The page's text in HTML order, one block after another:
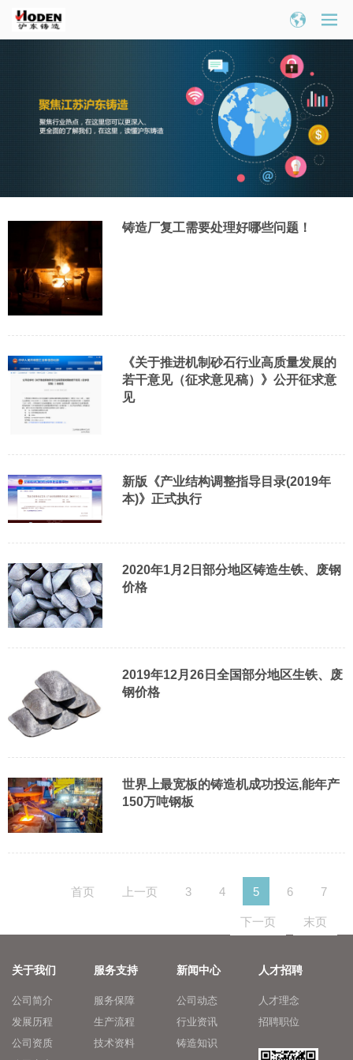
铸造厂复工需要处理好哪些问题！
《关于推进机制砂石行业高质量发展的
若干意见（征求意见稿）》公开征求意
见
新版《产业结构调整指导目录(2019年
本)》正式执行
2020年1月2日部分地区铸造生铁、废钢
价格
2019年12月26日全国部分地区生铁、废
钢价格
世界上最宽板的铸造机成功投运,能年产
150万吨钢板
首页 上一页 3 4 5 6 7
下一页 末页
关于我们
公司简介
发展历程
公司资质
服务支持
服务保障
生产流程
技术资料
新闻中心
公司动态
行业资讯
铸造知识
人才招聘
人才理念
招聘职位